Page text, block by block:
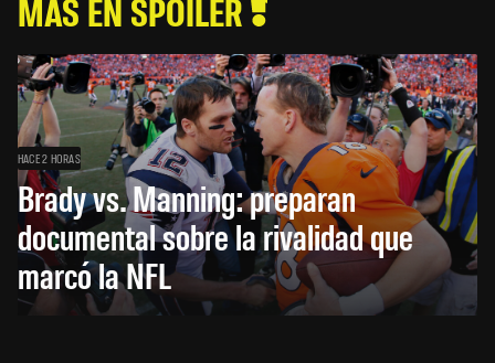
MÁS EN SPOILER
HACE 2 HORAS
Brady vs. Manning: preparan
documental sobre la rivalidad que
marcó la NFL